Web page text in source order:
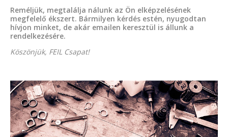
Reméljük, megtalálja nálunk az Ön elképzelésének
megfelelő ékszert. Bármilyen kérdés estén, nyugodtan
hívjon minket, de akár emailen keresztül is állunk a
rendelkezésére.
Köszönjük, FEIL Csapat!